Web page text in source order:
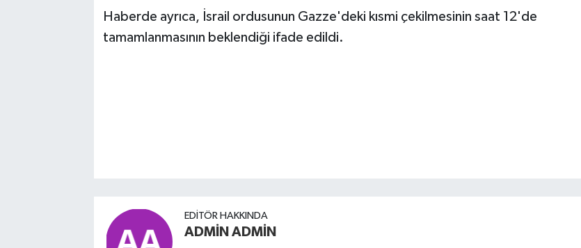
Haberde ayrıca, İsrail ordusunun Gazze'deki kısmi çekilmesinin saat 12'de
tamamlanmasının beklendiği ifade edildi.
EDITÖR HAKKINDA
ADMİN ADMİN